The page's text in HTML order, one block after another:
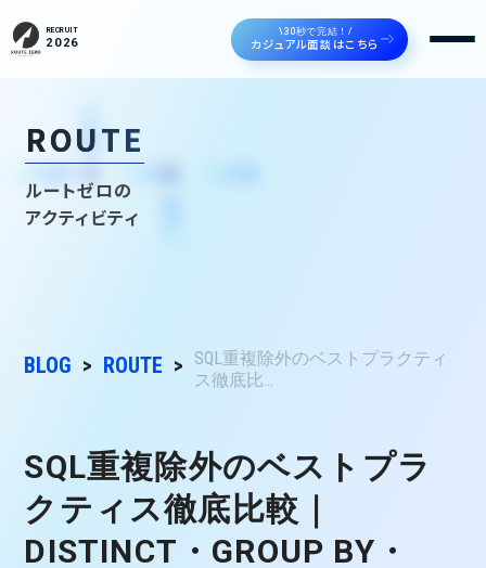
RECRUIT
2026
\30秒で完結！/
カジュアル面談はこちら
ROUTE
ルートゼロの
アクティビティ
BLOG ROUTE
SQL重複除外のベストプラクティ
ス徹底比...
SQL重複除外のベストプラ
クティス徹底比較｜
DISTINCT・GROUP BY・